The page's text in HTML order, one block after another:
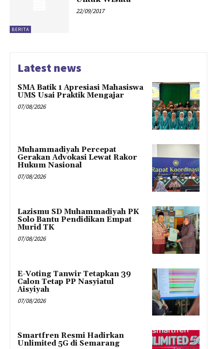
BERITA
22/09/2017
Latest news
SMA Batik 1 Apresiasi Mahasiswa
UMS Usai Praktik Mengajar
07/08/2026
Muhammadiyah Percepat
Gerakan Advokasi Lewat Rakor
Hukum Nasional
07/08/2026
Lazismu SD Muhammadiyah PK
Solo Bantu Pendidikan Empat
Murid TK
07/08/2026
E-Voting Tanwir Tetapkan 39
Calon Tetap PP Nasyiatul
Aisyiyah
07/08/2026
Smartfren Resmi Hadirkan
Unlimited 5G di Semarang